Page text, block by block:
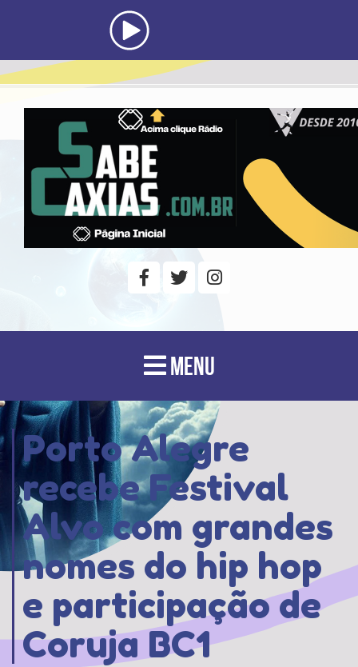
MENU
Porto Alegre
recebe Festival
Alvo com grandes
nomes do hip hop
e participação de
Coruja BC1